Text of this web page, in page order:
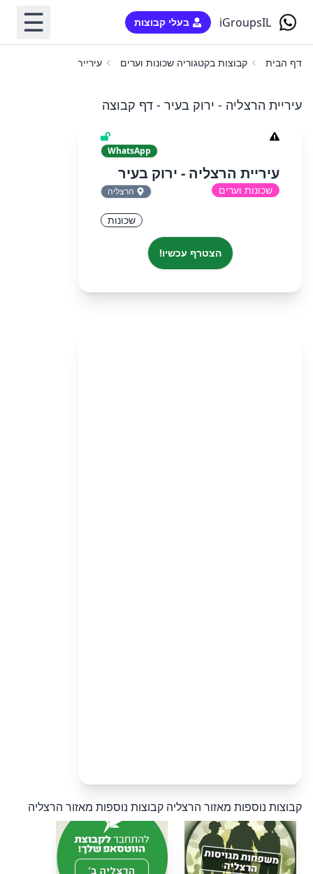
iGroupsIL בעלי קבוצות ☰
דף הבית קבוצות בקטגוריה שכונות וערים עיריית הרצליה - ירוק
עיריית הרצליה - ירוק בעיר - דף קבוצה
WhatsApp
עיריית הרצליה - ירוק בעיר
שכונות וערים הרצליה
שכונות
הצטרף עכשיו!
קבוצות נוספות מאזור הרצליה קבוצות נוספות מאזור הרצליה